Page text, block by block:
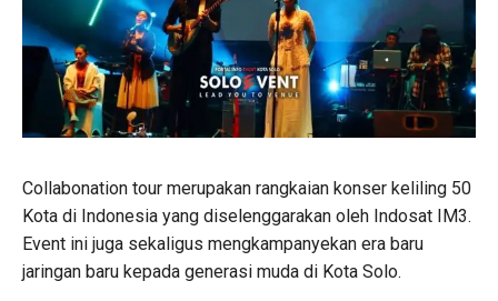
Collabonation tour merupakan rangkaian konser keliling 50
Kota di Indonesia yang diselenggarakan oleh Indosat IM3.
Event ini juga sekaligus mengkampanyekan era baru
jaringan baru kepada generasi muda di Kota Solo.